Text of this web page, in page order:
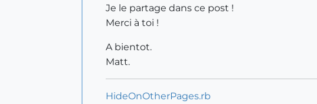
Je le partage dans ce post !
Merci à toi !
A bientot.
Matt.
HideOnOtherPages.rb